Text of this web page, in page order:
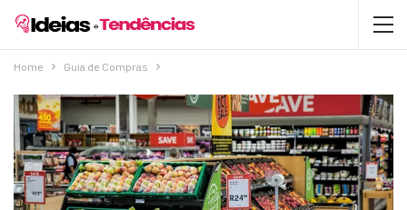
Home Guia de Compras